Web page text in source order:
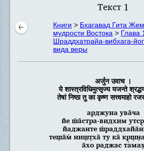
Текст 1
Книги > Бхагавад Гита
мудрости Востока > Глава
Шраддхатрайа-вибхага-
вида веры
अर्जुन उवाच ।
ये शास्त्रविधिमुत्सृज्य यजन्ते
तेषां निष्ठा तु का कृष्ण सत्त्वमाहो
арджуна ува̄ча
йе ш́а̄стра-видхим
йаджанте
теш̣а̄м̇ ниш̣т̣ха̄ ту ка̄
а̄хо раджас